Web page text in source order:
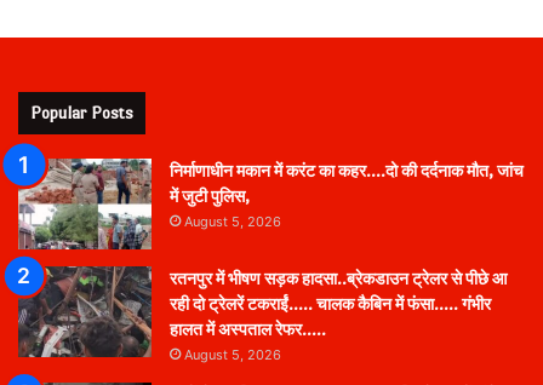
Popular Posts
निर्माणाधीन मकान में करंट का कहर….दो की दर्दनाक मौत, जांच
में जुटी पुलिस,
August 5, 2026
रतनपुर में भीषण सड़क हादसा..ब्रेकडाउन ट्रेलर से पीछे आ
रही दो ट्रेलरें टकराईं….. चालक कैबिन में फंसा….. गंभीर
हालत में अस्पताल रेफर…..
August 5, 2026